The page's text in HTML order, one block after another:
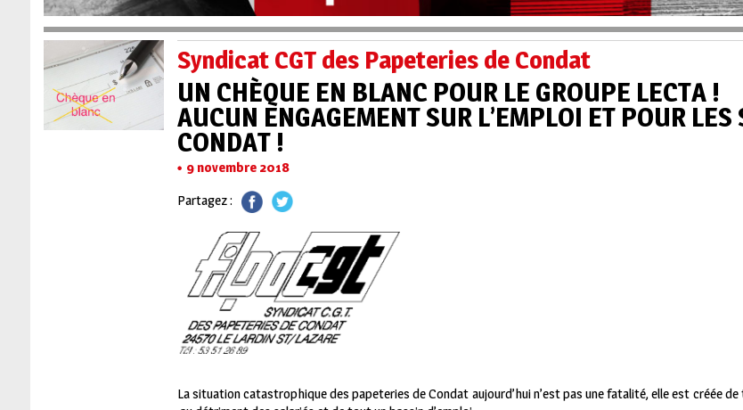
Syndicat CGT des Papeteries de Condat
UN CHÈQUE EN BLANC POUR LE GROUPE LECTA !
AUCUN ENGAGEMENT SUR L’EMPLOI ET POUR LES
CONDAT !
9 novembre 2018
Partagez :
La situation catastrophique des papeteries de Condat aujourd’hui n’est pas une fatalité, elle est créée